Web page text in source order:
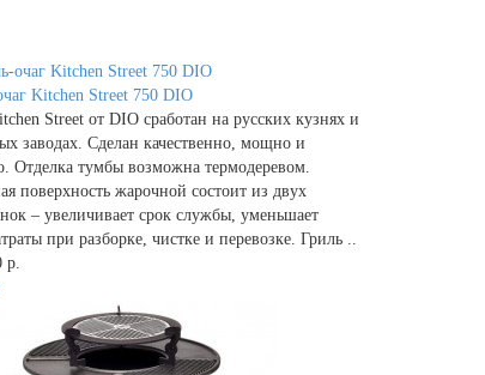
Kitchen Street 750 DIO
Street от DIO сработан на русских кузнях и
заводах. Сделан качественно, мощно и
Отделка тумбы возможна термодеревом.
поверхность жарочной состоит из двух
– увеличивает срок службы, уменьшает
при разборке, чистке и перевозке. Гриль ..
р.